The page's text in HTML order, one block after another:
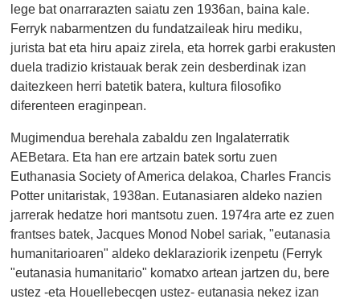
lege bat onarrarazten saiatu zen 1936an, baina kale.
Ferryk nabarmentzen du fundatzaileak hiru mediku,
jurista bat eta hiru apaiz zirela, eta horrek garbi erakusten
duela tradizio kristauak berak zein desberdinak izan
daitezkeen herri batetik batera, kultura filosofiko
diferenteen eraginpean.
Mugimendua berehala zabaldu zen Ingalaterratik
AEBetara. Eta han ere artzain batek sortu zuen
Euthanasia Society of America delakoa, Charles Francis
Potter unitaristak, 1938an. Eutanasiaren aldeko nazien
jarrerak hedatze hori mantsotu zuen. 1974ra arte ez zuen
frantses batek, Jacques Monod Nobel sariak, "eutanasia
humanitarioaren" aldeko deklaraziorik izenpetu (Ferryk
"eutanasia humanitario" komatxo artean jartzen du, bere
ustez -eta Houellebecqen ustez- eutanasia nekez izan